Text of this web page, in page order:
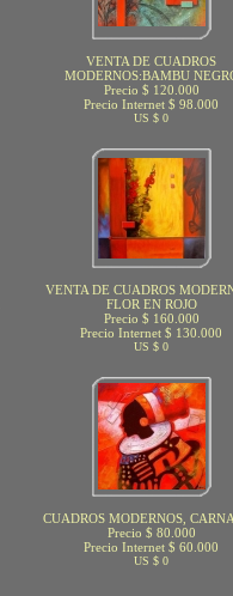
VENTA DE CUADROS
MODERNOS:BAMBU
Precio $ 120.000
Precio Internet $ 98.000
US $ 0
VENTA DE CUADROS
FLOR EN ROJO
Precio $ 160.000
Precio Internet $ 130.000
US $ 0
CUADROS MODERNOS,
Precio $ 80.000
Precio Internet $ 60.000
US $ 0